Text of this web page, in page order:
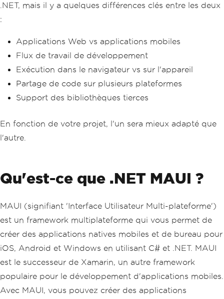
.NET, mais il y a quelques différences clés entre les deux
:
Applications Web vs applications mobiles
Flux de travail de développement
Exécution dans le navigateur vs sur l'appareil
Partage de code sur plusieurs plateformes
Support des bibliothèques tierces
En fonction de votre projet, l'un sera mieux adapté que
l'autre.
Qu'est-ce que .NET MAUI ?
MAUI (signifiant 'Interface Utilisateur Multi-plateforme')
est un framework multiplateforme qui vous permet de
créer des applications natives mobiles et de bureau pour
iOS, Android et Windows en utilisant C# et .NET. MAUI
est le successeur de Xamarin, un autre framework
populaire pour le développement d'applications mobiles.
Avec MAUI, vous pouvez créer des applications